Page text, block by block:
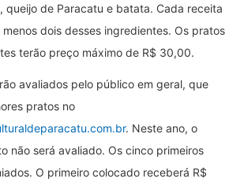
queijo de Paracatu e batata. Cada receita
dois desses ingredientes. Os pratos
terão preço máximo de R$ 30,00.
avaliados pelo público em geral, que
pratos no
. Neste ano, o
não será avaliado. Os cinco primeiros
O primeiro colocado receberá R$